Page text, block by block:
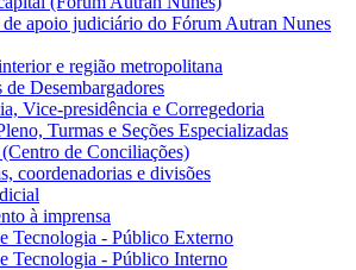
apoio judiciário do Fórum Autran Nunes
e região metropolitana
de Desembargadores
Vice-presidência e Corregedoria
Turmas e Seções Especializadas
de Conciliações)
coordenadorias e divisões
à imprensa
Tecnologia - Público Externo
Tecnologia - Público Interno